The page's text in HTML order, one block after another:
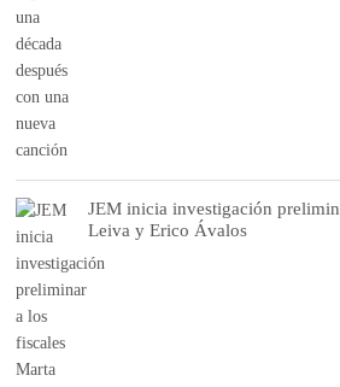
JEM inicia investigación
Leiva y Erico Ávalos